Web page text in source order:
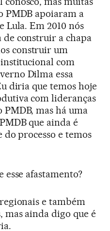
PMDB apoiaram a
Lula. Em 2010 nós
de construir a chapa
construir um
com
Dilma essa
diria que temos hoje
com lideranças
mas há uma
que ainda é
do processo e temos
afastamento?
e também
mas ainda digo que é